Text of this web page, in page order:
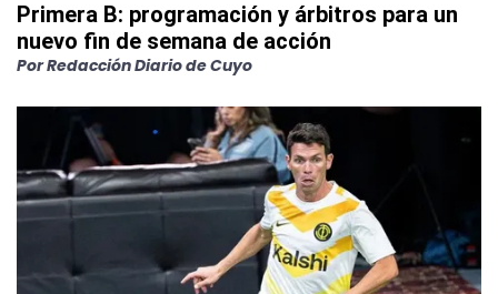
Primera B: programación y árbitros para un
nuevo fin de semana de acción
PorRedacción Diario de Cuyo